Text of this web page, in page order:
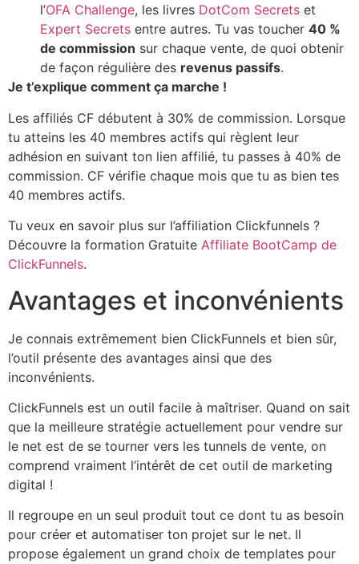
l’OFA Challenge, les livres DotCom Secrets et
Expert Secrets entre autres. Tu vas toucher 40 %
de commission sur chaque vente, de quoi obtenir
de façon régulière des revenus passifs.
Je t’explique comment ça marche !
Les affiliés CF débutent à 30% de commission. Lorsque
tu atteins les 40 membres actifs qui règlent leur
adhésion en suivant ton lien affilié, tu passes à 40% de
commission. CF vérifie chaque mois que tu as bien tes
40 membres actifs.
Tu veux en savoir plus sur l’affiliation Clickfunnels ?
Découvre la formation Gratuite Affiliate BootCamp de
ClickFunnels.
Avantages et inconvénients
Je connais extrêmement bien ClickFunnels et bien sûr,
l’outil présente des avantages ainsi que des
inconvénients.
ClickFunnels est un outil facile à maîtriser. Quand on sait
que la meilleure stratégie actuellement pour vendre sur
le net est de se tourner vers les tunnels de vente, on
comprend vraiment l’intérêt de cet outil de marketing
digital !
Il regroupe en un seul produit tout ce dont tu as besoin
pour créer et automatiser ton projet sur le net. Il
propose également un grand choix de templates pour